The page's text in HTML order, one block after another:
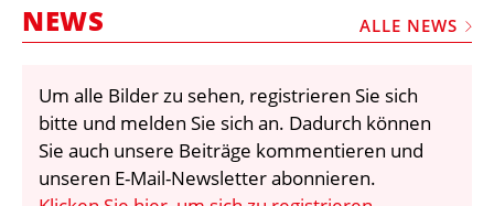
VIDEOS
BIBLIOTHEK
KRAN & BÜHNE
NEWS ALLE NEWS
Um alle Bilder zu sehen, registrieren Sie sich
bitte und melden Sie sich an. Dadurch können
Sie auch unsere Beiträge kommentieren und
unseren E-Mail-Newsletter abonnieren.